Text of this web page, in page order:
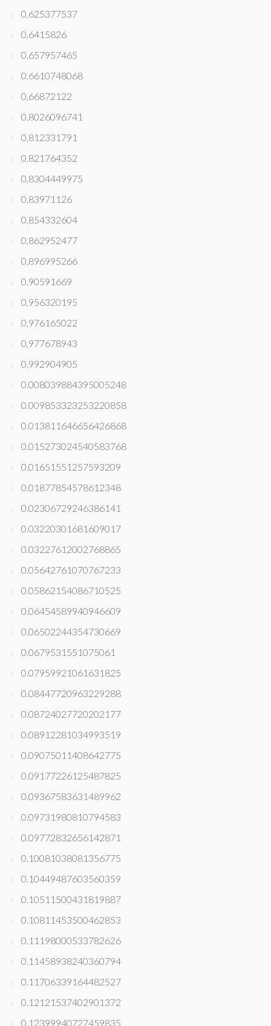
0,625377537
0,6415826
0,657957465
0,6610748068
0,66872122
0,8026096741
0,812331791
0,821764352
0,8304449975
0,83971126
0,854332604
0,862952477
0,896995266
0,90591669
0,956320195
0,976165022
0,977678943
0,992904905
0.008039884395005248
0.009853323253220858
0.013811646656426868
0.015273024540583768
0.01651551257593209
0.01877854578612348
0.02306729246386141
0.03220301681609017
0.03227612002768865
0.05642761070767233
0.05862154086710525
0.06454589940946609
0.06502244354730669
0.0679531551075061
0.07959921061631825
0.08447720963229288
0.08724027720202177
0.08912281034993519
0.09075011408642775
0.09177226125487825
0.09367583631489962
0.09731980810794583
0.09772832656142871
0.10081038081356775
0.10449487603560359
0.10511500431819887
0.10811453500462853
0.11198000533782626
0.11458938240360794
0.11706339164482527
0.12121537402901372
0.12399940727459835